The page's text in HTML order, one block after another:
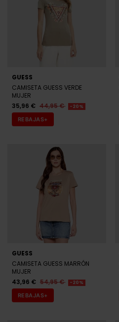
GUESS
CAMISETA GUESS VERDE
MUJER
35,96 € 44,95 € -20%
REBAJAS+
GUESS
CAMISETA GUESS MARRÓN
MUJER
43,96 € 54,95 € -20%
REBAJAS+